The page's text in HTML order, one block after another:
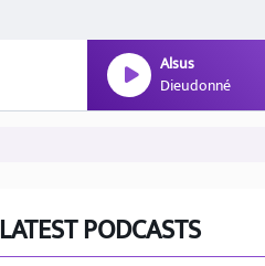
Alsus
Dieudonné
LATEST PODCASTS